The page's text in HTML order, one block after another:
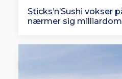
Sticks’n’Sushi vokser
nærmer sig